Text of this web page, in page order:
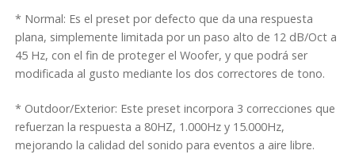
z
(
1
1
0
0
* Normal: Es el preset por defecto que da una respuesta
plana, simplemente limitada por un paso alto de 12 dB/Oct a
45 Hz, con el fin de proteger el Woofer, y que podrá ser
modificada al gusto mediante los dos correctores de tono.
* Outdoor/Exterior: Este preset incorpora 3 correcciones que
refuerzan la respuesta a 80HZ, 1.000Hz y 15.000Hz,
mejorando la calidad del sonido para eventos a aire libre.